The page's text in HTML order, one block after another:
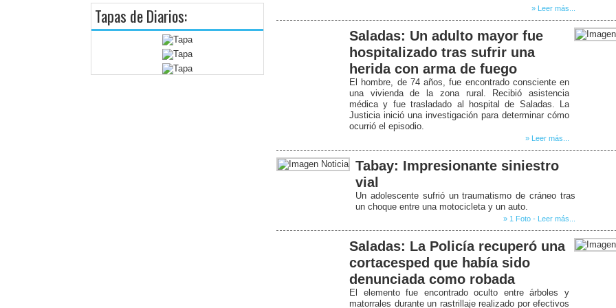
Tapas de Diarios: » Leer más...
Saladas: Un adulto mayor fue
hospitalizado tras sufrir una
herida con arma de fuego
El hombre, de 74 años, fue encontrado consciente en
una vivienda de la zona rural. Recibió asistencia
médica y fue trasladado al hospital de Saladas. La
Justicia inició una investigación para determinar cómo
ocurrió el episodio.
» Leer más...
Tabay: Impresionante siniestro
vial
Un adolescente sufrió un traumatismo de cráneo tras
un choque entre una motocicleta y un auto.
» 1 Foto - Leer más...
Saladas: La Policía recuperó una
cortacesped que había sido
denunciada como robada
El elemento fue encontrado oculto entre árboles y
matorrales durante un rastrillaje realizado por efectivos